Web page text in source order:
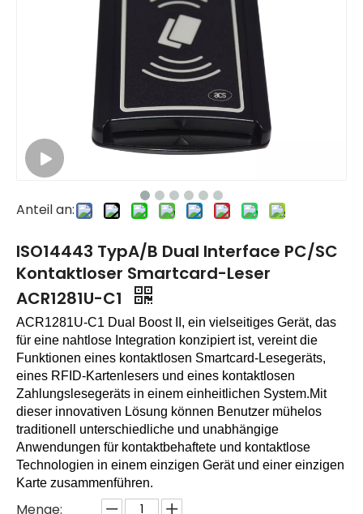
Anteil an:
ISO14443 TypA/B Dual Interface PC/SC
Kontaktloser Smartcard-Leser
ACR1281U-C1
ACR1281U-C1 Dual Boost II, ein vielseitiges Gerät, das
für eine nahtlose Integration konzipiert ist, vereint die
Funktionen eines kontaktlosen Smartcard-Lesegeräts,
eines RFID-Kartenlesers und eines kontaktlosen
Zahlungslesegeräts in einem einheitlichen System.Mit
dieser innovativen Lösung können Benutzer mühelos
traditionell unterschiedliche und unabhängige
Anwendungen für kontaktbehaftete und kontaktlose
Technologien in einem einzigen Gerät und einer einzigen
Karte zusammenführen.
Menge: